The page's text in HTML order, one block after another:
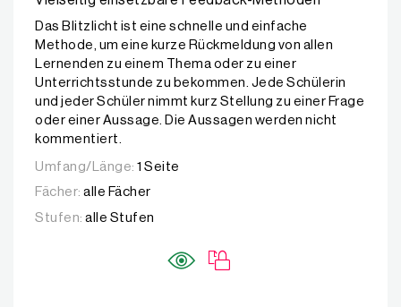
Das Blitzlicht ist eine schnelle und einfache
Methode, um eine kurze Rückmeldung von allen
Lernenden zu einem Thema oder zu einer
Unterrichtsstunde zu bekommen. Jede Schülerin
und jeder Schüler nimmt kurz Stellung zu einer Frage
oder einer Aussage. Die Aussagen werden nicht
kommentiert.
Umfang/Länge: 1 Seite
Fächer: alle Fächer
Stufen: alle Stufen